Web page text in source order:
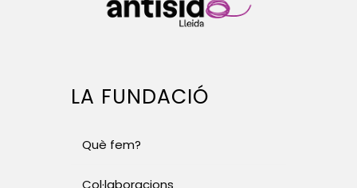
LA FUNDACIÓ
Què fem?
Col·laboracions